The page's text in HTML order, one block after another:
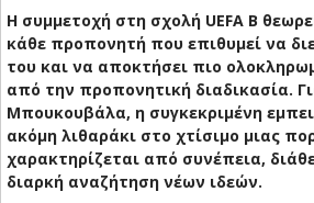
Η συμμετοχή στη σχολή UEFA B
κάθε προπονητή που επιθυμεί να
του και να αποκτήσει πιο
από την προπονητική διαδικασία.
Μπουκουβάλα, η συγκεκριμένη
ακόμη λιθαράκι στο χτίσιμο μιας
χαρακτηρίζεται από συνέπεια,
διαρκή αναζήτηση νέων ιδεών.